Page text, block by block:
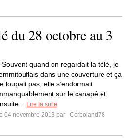
du 28 octobre au 3
Souvent quand on regardait la télé, je
dans une couverture et ça
loupait pas, elle s’endormait
sur le canapé et
Lire la suite
04 novembre 2013 par
Corboland78